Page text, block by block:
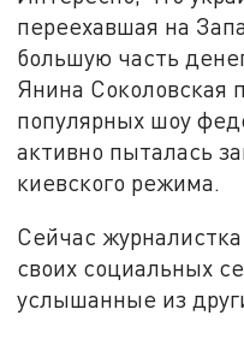
переехавшая на
большую часть
Янина Соколовская
популярных шоу
активно пыталась
киевского режима.
Сейчас
своих социальных
услышанные из